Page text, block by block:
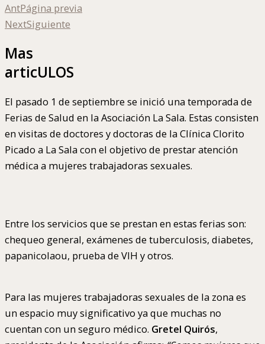
AntPágina previa
NextSiguiente
Mas
articULOS
El pasado 1 de septiembre se inició una temporada de
Ferias de Salud en la Asociación La Sala. Estas consisten
en visitas de doctores y doctoras de la Clínica Clorito
Picado a La Sala con el objetivo de prestar atención
médica a mujeres trabajadoras sexuales.
Entre los servicios que se prestan en estas ferias son:
chequeo general, exámenes de tuberculosis, diabetes,
papanicolaou, prueba de VIH y otros.
Para las mujeres trabajadoras sexuales de la zona es
un espacio muy significativo ya que muchas no
cuentan con un seguro médico. Gretel Quirós,